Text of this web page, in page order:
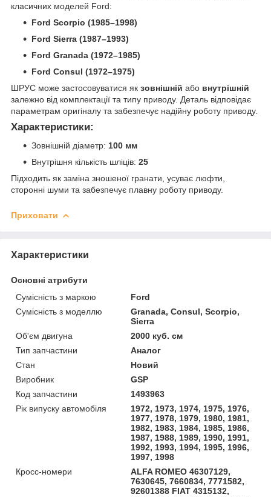
класичних моделей Ford:
Ford Scorpio (1985–1998)
Ford Sierra (1987–1993)
Ford Granada (1972–1985)
Ford Consul (1972–1975)
ШРУС може застосовуватися як зовнішній або внутрішній
залежно від комплектації та типу приводу. Деталь відповідає
параметрам оригіналу та забезпечує надійну роботу приводу.
Характеристики:
Зовнішній діаметр: 100 мм
Внутрішня кількість шліців: 25
Підходить як заміна зношеної гранати, усуває люфти,
сторонні шуми та забезпечує плавну роботу приводу.
Приховати
Характеристики
Основні атрибути
Сумісність з маркою
Ford
Сумісність з моделлю
Granada, Consul, Scorpio,
Sierra
Об'єм двигуна
2000 куб. см
Тип запчастини
Аналог
Стан
Новий
Виробник
GSP
Код запчастини
1493963
Рік випуску автомобіля
1972, 1973, 1974, 1975, 1976,
1977, 1978, 1979, 1980, 1981,
1982, 1983, 1984, 1985, 1986,
1987, 1988, 1989, 1990, 1991,
1992, 1993, 1994, 1995, 1996,
1997, 1998
Кросс-номери
ALFA ROMEO 46307129,
7630645, 7660834, 7771582,
92601388 FIAT 4315132,